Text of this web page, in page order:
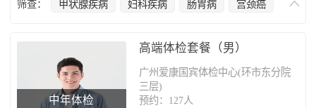
筛查： 甲状腺疾病 妇科疾病 肠胃病
宫颈癌
骨质疏松
中年体检
高端体检套餐（男）
广州爱康国宾体检中心(环市东分院
三层)
预约：127人